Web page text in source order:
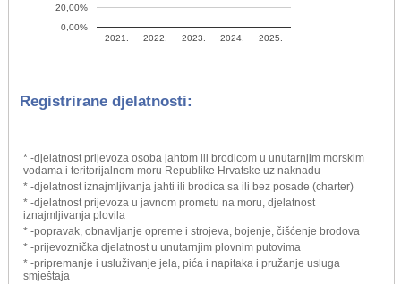
2021. 2022. 2023. 2024. 2025.
0,00%
20,00%
Registrirane djelatnosti:
* -djelatnost prijevoza osoba jahtom ili brodicom u unutarnjim morskim
vodama i teritorijalnom moru Republike Hrvatske uz naknadu
* -djelatnost iznajmljivanja jahti ili brodica sa ili bez posade (charter)
* -djelatnost prijevoza u javnom prometu na moru, djelatnost
iznajmljivanja plovila
* -popravak, obnavljanje opreme i strojeva, bojenje, čišćenje brodova
* -prijevoznička djelatnost u unutarnjim plovnim putovima
* -pripremanje i usluživanje jela, pića i napitaka i pružanje usluga
smještaja